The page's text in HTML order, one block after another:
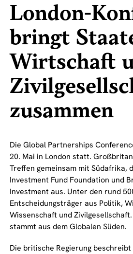
London-
bringt
Wirtschaft
zusammen
Die Global Partnerships
20. Mai in London statt.
Treffen gemeinsam mit Südafrika,
Investment Fund Foundation und
Investment aus. Unter den rund
Entscheidungsträger aus Politik,
Wissenschaft und
stammt aus dem Globalen Süden.
Die britische Regierung